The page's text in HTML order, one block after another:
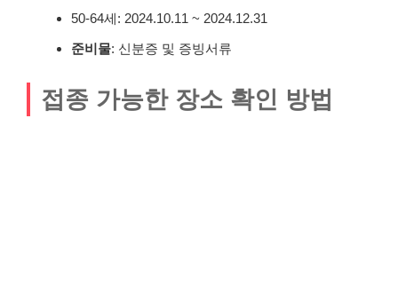
50-64세: 2024.10.11 ~ 2024.12.31
준비물: 신분증 및 증빙서류
접종 가능한 장소 확인 방법